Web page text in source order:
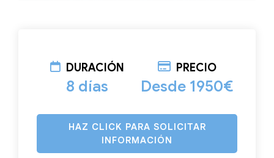
DURACIÓN
8 días
PRECIO
Desde 1950€
HAZ CLICK PARA SOLICITAR
INFORMACIÓN